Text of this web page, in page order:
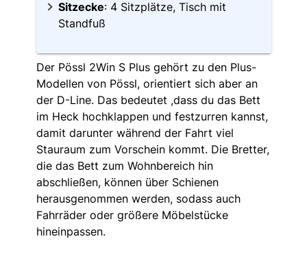
Sitzecke: 4 Sitzplätze, Tisch mit
Standfuß
Der Pössl 2Win S Plus gehört zu den Plus-
Modellen von Pössl, orientiert sich aber an
der D-Line. Das bedeutet ,dass du das Bett
im Heck hochklappen und festzurren kannst,
damit darunter während der Fahrt viel
Stauraum zum Vorschein kommt. Die Bretter,
die das Bett zum Wohnbereich hin
abschließen, können über Schienen
herausgenommen werden, sodass auch
Fahrräder oder größere Möbelstücke
hineinpassen.